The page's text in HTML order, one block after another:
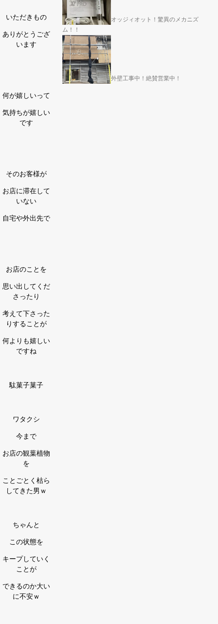
いただきもの
ありがとうござ
います
何が嬉しいって
気持ちが嬉しい
です
そのお客様が
お店に滞在して
いない
自宅や外出先で
お店のことを
思い出してくだ
さったり
考えて下さった
りすることが
何よりも嬉しい
ですね
駄菓子菓子
ワタクシ
今まで
お店の観葉植物
を
ことごとく枯ら
してきた男ｗ
ちゃんと
この状態を
キープしていく
ことが
できるのか大い
に不安ｗ
オッジィオット！驚異のメカニズ
ム！！
外壁工事中！絶賛営業中！